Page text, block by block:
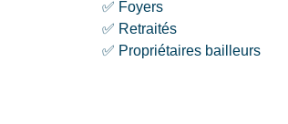
✅ Foyers
✅ Retraités
✅ Propriétaires bailleurs